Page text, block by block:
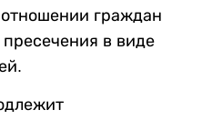
граждан
в виде